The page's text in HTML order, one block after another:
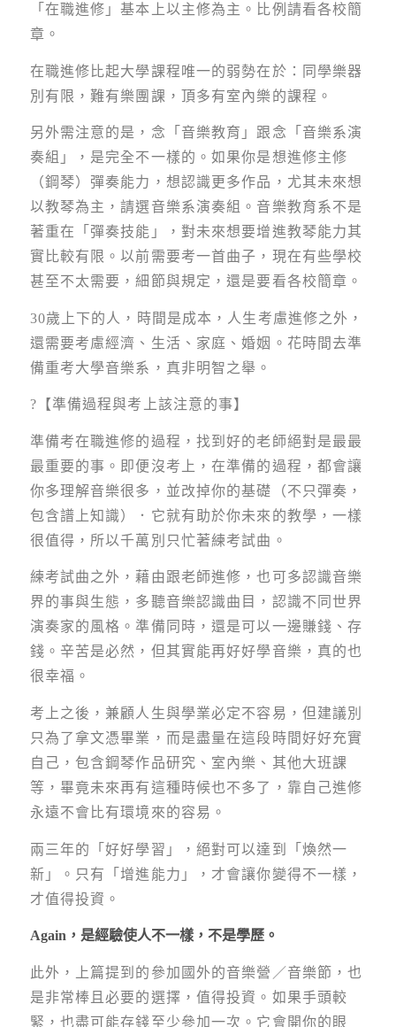
「在職進修」基本上以主修為主。比例請看各校簡
章。
在職進修比起大學課程唯一的弱勢在於：同學樂器
別有限，難有樂團課，頂多有室內樂的課程。
另外需注意的是，念「音樂教育」跟念「音樂系演
奏組」，是完全不一樣的。如果你是想進修主修
（鋼琴）彈奏能力，想認識更多作品，尤其未來想
以教琴為主，請選音樂系演奏組。音樂教育系不是
著重在「彈奏技能」，對未來想要增進教琴能力其
實比較有限。以前需要考一首曲子，現在有些學校
甚至不太需要，細節與規定，還是要看各校簡章。
30歲上下的人，時間是成本，人生考慮進修之外，
還需要考慮經濟、生活、家庭、婚姻。花時間去準
備重考大學音樂系，真非明智之舉。
?【準備過程與考上該注意的事】
準備考在職進修的過程，找到好的老師絕對是最最
最重要的事。即便沒考上，在準備的過程，都會讓
你多理解音樂很多，並改掉你的基礎（不只彈奏，
包含譜上知識）．它就有助於你未來的教學，一樣
很值得，所以千萬別只忙著練考試曲。
練考試曲之外，藉由跟老師進修，也可多認識音樂
界的事與生態，多聽音樂認識曲目，認識不同世界
演奏家的風格。準備同時，還是可以一邊賺錢、存
錢。辛苦是必然，但其實能再好好學音樂，真的也
很幸福。
考上之後，兼顧人生與學業必定不容易，但建議別
只為了拿文憑畢業，而是盡量在這段時間好好充實
自己，包含鋼琴作品研究、室內樂、其他大班課
等，畢竟未來再有這種時候也不多了，靠自己進修
永遠不會比有環境來的容易。
兩三年的「好好學習」，絕對可以達到「煥然一
新」。只有「增進能力」，才會讓你變得不一樣，
才值得投資。
Again，是經驗使人不一樣，不是學歷。
此外，上篇提到的參加國外的音樂營／音樂節，也
是非常棒且必要的選擇，值得投資。如果手頭較
緊，也盡可能存錢至少參加一次。它會開你的眼